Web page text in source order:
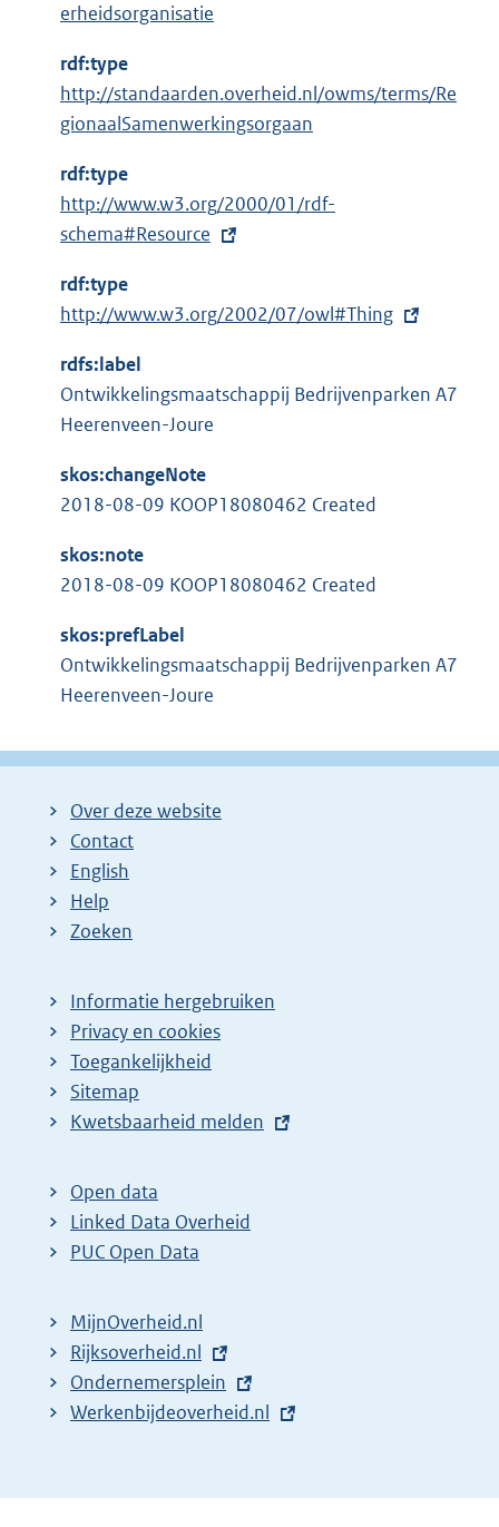
:erheidsorganisatie
rdf:type
http://standaarden.overheid.nl/owms/terms/Re
gionaalSamenwerkingsorgaan
rdf:type
E
x
e
r
e
l
n
k
http://www.w3.org/2000/01/rdf-
schema#Resource
rdf:type
E
t
e
r
n
e
i
n
:
http://www.w3.org/2002/07/owl#Thing
rdfs:label
Ontwikkelingsmaatschappij Bedrijvenparken A7
Heerenveen-Joure
skos:changeNote
2018-08-09 KOOP18080462 Created
skos:note
2018-08-09 KOOP18080462 Created
skos:prefLabel
Ontwikkelingsmaatschappij Bedrijvenparken A7
Heerenveen-Joure
Over deze website
Contact
English
Help
Zoeken
Informatie hergebruiken
Privacy en cookies
Toegankelijkheid
Sitemap
E
t
e
r
l
i
n
k
Kwetsbaarheid melden
Open data
Linked Data Overheid
PUC Open Data
MijnOverheid.nl
E
x
t
n
Rijksoverheid.nl
E
x
r
Ondernemersplein
E
e
Werkenbijdeoverheid.nl